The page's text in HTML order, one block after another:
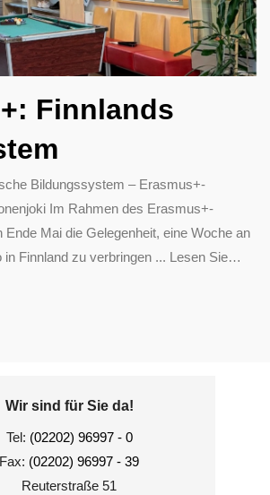
Finnlands
Bildungssystem – Erasmus+-
Im Rahmen des Erasmus+-
Mai die Gelegenheit, eine Woche an
in Finnland zu verbringen ... Lesen Sie…
Wir sind für Sie da!
Tel: (02202) 96997 - 0
Fax: (02202) 96997 - 39
Reuterstraße 51